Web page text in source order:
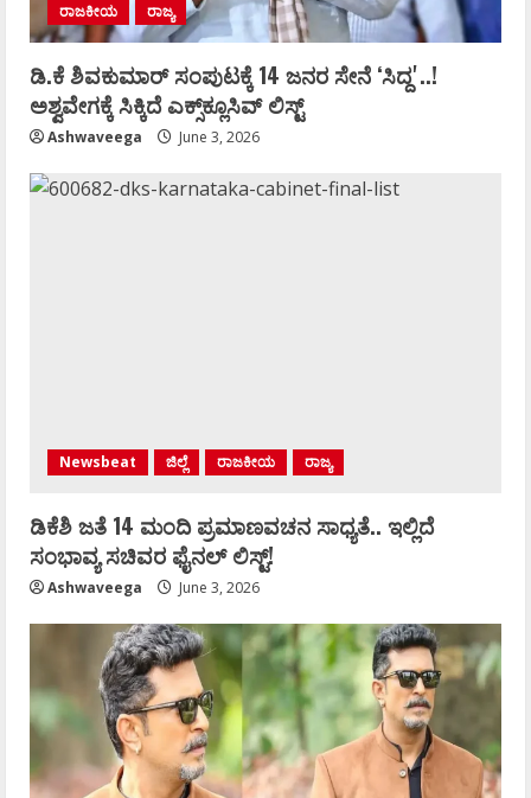
ರಾಜಕೀಯ
ರಾಜ್ಯ
ಡಿ.ಕೆ ಶಿವಕುಮಾರ್‌ ಸಂಪುಟಕ್ಕೆ 14 ಜನರ ಸೇನೆ ʻಸಿದ್ದʼ..!
ಅಶ್ವವೇಗಕ್ಕೆ ಸಿಕ್ಕಿದೆ ಎಕ್ಸ್‌ಕ್ಲೂಸಿವ್‌ ಲಿಸ್ಟ್‌
Ashwaveega June 3, 2026
Newsbeat ಜಿಲ್ಲೆ ರಾಜಕೀಯ ರಾಜ್ಯ
ಡಿಕೆಶಿ ಜತೆ 14 ಮಂದಿ ಪ್ರಮಾಣವಚನ ಸಾಧ್ಯತೆ.. ಇಲ್ಲಿದೆ
ಸಂಭಾವ್ಯ ಸಚಿವರ ಫೈನಲ್ ಲಿಸ್ಟ್‌!
Ashwaveega June 3, 2026